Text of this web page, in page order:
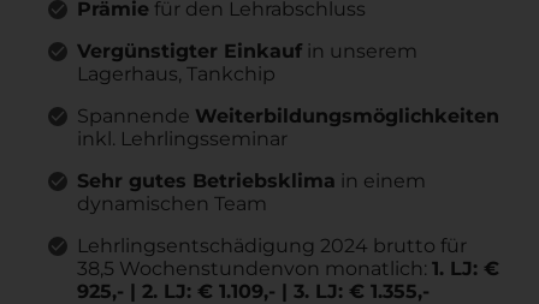
Prämie für den Lehrabschluss
Vergünstigter Einkauf in unserem
Lagerhaus, Tankchip
Spannende Weiterbildungsmöglichkeiten
inkl. Lehrlingsseminar
Sehr gutes Betriebsklima in einem
dynamischen Team
Lehrlingsentschädigung 2024 brutto für
38,5 Wochenstundenvon monatlich: 1. LJ: €
925,- | 2. LJ: € 1.109,- | 3. LJ: € 1.355,-